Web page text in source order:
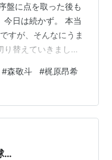
盤に点を取った後も
今日は続かず。 本当
すが、そんなにうま
り替えていきましょ
５回表の先頭打者
…。 ２塁に進ま
投手がイニング途中
た。 エラーが得点に
しくなりますね…(-
#森敬斗 #梶原昂希
…